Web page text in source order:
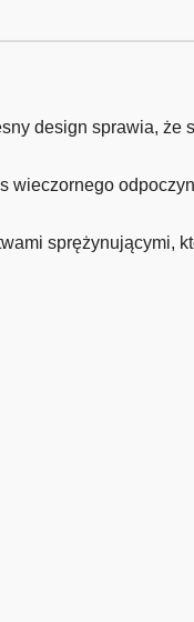
design sprawia, że
wieczornego
sprężynującymi,